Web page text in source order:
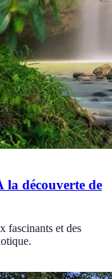
la découverte de
fascinants et des